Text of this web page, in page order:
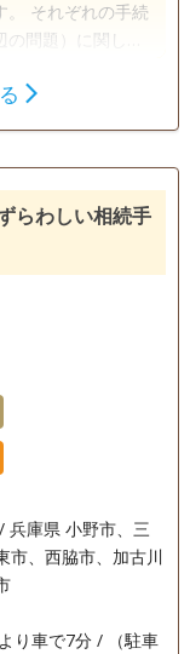
。 それぞれの手続
問題）に関して
・業種ともつな
らわしい相続手
兵庫県 小野市、三
市、西脇市、加古川
り車で7分 / （駐車